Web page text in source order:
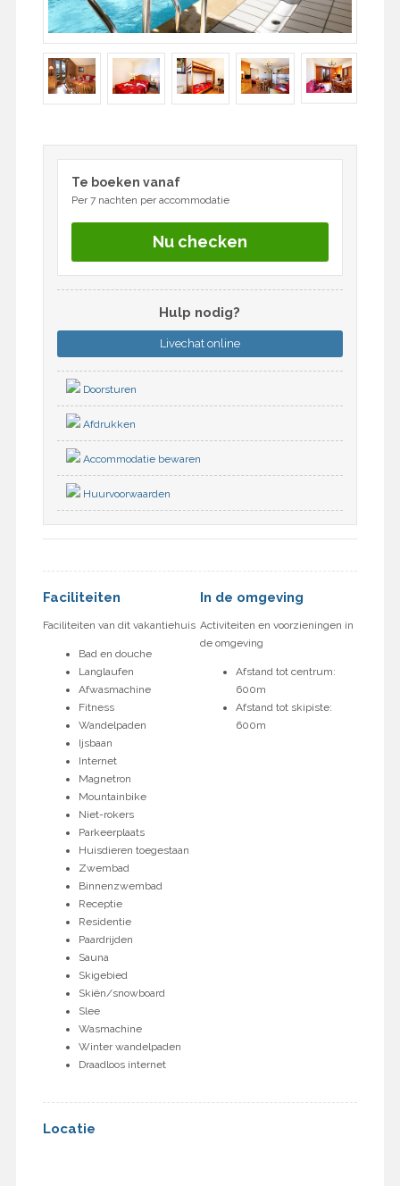
Te boeken vanaf
Per 7 nachten per accommodatie
Nu checken
Hulp nodig?
Livechat online
Doorsturen
Afdrukken
Accommodatie bewaren
Huurvoorwaarden
Faciliteiten
Faciliteiten van dit vakantiehuis
Bad en douche
Langlaufen
Afwasmachine
Fitness
Wandelpaden
Ijsbaan
Internet
Magnetron
Mountainbike
Niet-rokers
Parkeerplaats
Huisdieren toegestaan
Zwembad
Binnenzwembad
Receptie
Residentie
Paardrijden
Sauna
Skigebied
Skiën/snowboard
Slee
Wasmachine
Winter wandelpaden
Draadloos internet
In de omgeving
Activiteiten en voorzieningen in
de omgeving
Afstand tot centrum:
600m
Afstand tot skipiste:
600m
Locatie